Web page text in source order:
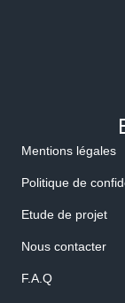
Mentions légales
Politique de
Etude de projet
Nous contacter
F.A.Q